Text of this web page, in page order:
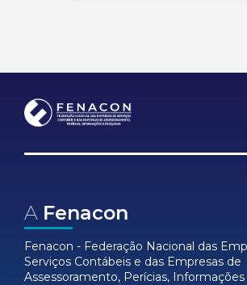
A Fenacon
Fenacon - Federação Nacional das
Serviços Contábeis e das Empresas de
Assessoramento, Perícias, Informações